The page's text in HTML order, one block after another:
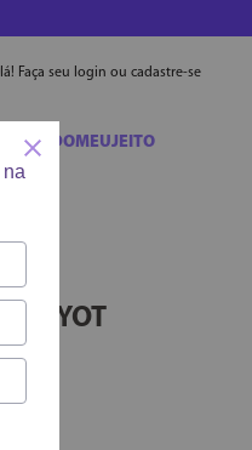
Faça seu login ou cadastre-se
#PAYOTDOMEUJEITO
PAYOT
na